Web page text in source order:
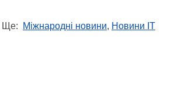
Ще: Міжнародні новини, Новини IT